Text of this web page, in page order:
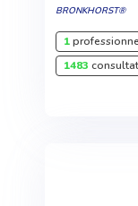
BRONKHORST®
1
1483